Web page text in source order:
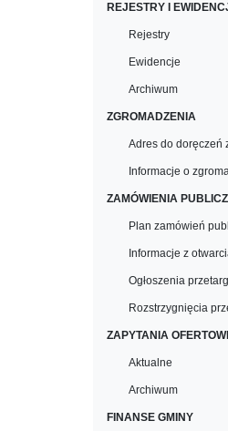
REJESTRY I
Rejestry
Ewidencje
Archiwum
ZGROMADZENIA
Adres do doręczeń
Informacje o
ZAMÓWIENIA
Plan zamówień
Informacje z
Ogłoszenia
Rozstrzygnięcia
ZAPYTANIA
Aktualne
Archiwum
FINANSE GMINY